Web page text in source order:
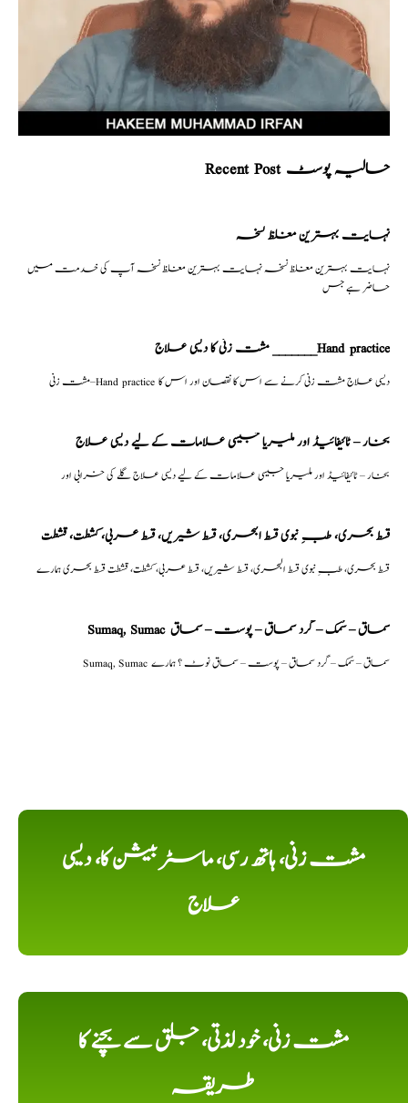
Recent Post حالیہ پوسٹ
نہایت بہترین مغلظ نسخہ
نہایت بہترین مغلظ نسخہ نہایت بہترین مغلظ نسخہ آپ کی خدمت میں
حاضر ہے جس
مشت زنی کا دیسی علاج _______Hand practice
مشت زنی–Hand practice دیسی علاج مشت زنی کرنے سے اس کا نقصان اور اس کا
بخار – ٹائیفائیڈ اور ملیریا جیسی علامات کے لیے دیسی علاج
بخار – ٹائیفائیڈ اور ملیریا جیسی علامات کے لیے دیسی علاج گلے کی خرابی اور
قسط بحری، طبِ نبوی قسط البحری، قسط شیریں، قسط عربی، كشطت، قشطت
قسط بحری، طبِ نبوی قسط البحری، قسط شیریں، قسط عربی، كشطت، قشطت قسط بحری ہمارے
Sumaq, Sumac سماق – سُمک – گرد سماق – پوست – سماق
Sumaq, Sumac سماق – سُمک – گرد سماق – پوست – سماق نوٹ ؟ ہمارے
مشت زنی، ہاتھ رسی، ماسٹر بیشن کا، دیسی
علاج
مشت زنی، خود لذتی، جلق سے بچنے کا
طریقہ